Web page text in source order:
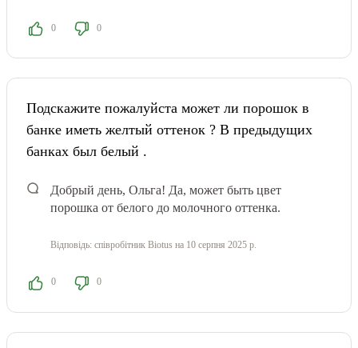
0 0
Подскажите пожалуйста может ли порошок в
банке иметь желтый оттенок ? В предыдущих
банках был белый .
Добрый день, Ольга! Да, может быть цвет
порошка от белого до молочного оттенка.
Відповідь: співробітник Biotus на 10 серпня 2025 р.
0 0